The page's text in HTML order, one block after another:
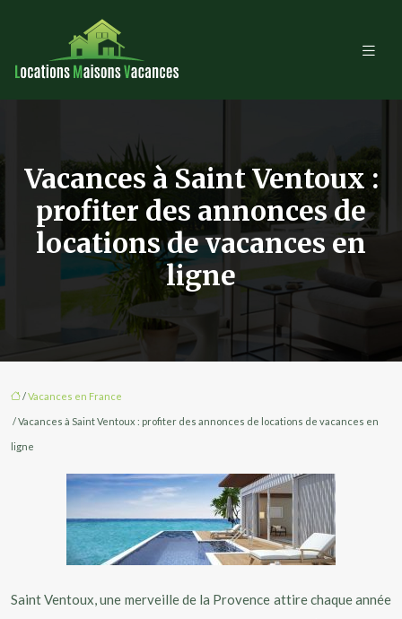
Vacances à Saint Ventoux :
profiter des annonces de
locations de vacances en
ligne
/Vacances en France
/ Vacances à Saint Ventoux : profiter des annonces de locations de vacances en
ligne
Saint Ventoux, une merveille de la Provence attire chaque année